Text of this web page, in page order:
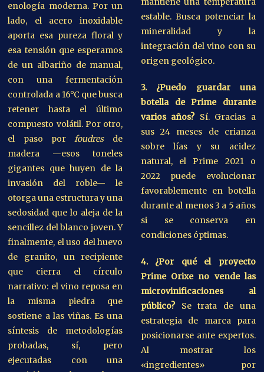
enología moderna. Por un
lado, el acero inoxidable
aporta esa pureza floral y
esa tensión que esperamos
de un albariño de manual,
con una fermentación
controlada a 16°C que busca
retener hasta el último
compuesto volátil. Por otro,
el paso porfoudresde
madera —esos toneles
gigantes que huyen de la
invasión del roble— le
otorga una estructura y una
sedosidad que lo aleja de la
sencillez del blanco joven. Y
finalmente, el uso del huevo
de granito, un recipiente
que cierra el círculo
narrativo: el vino reposa en
la misma piedra que
sostiene a las viñas. Es una
síntesis de metodologías
probadas, sí, pero
ejecutadas con una
estable. Busca potenciar la
mineralidad y la
integración del vino con su
origen geológico.
3. ¿Puedo guardar una
botella de Prime durante
varios años?Sí. Gracias a
sus 24 meses de crianza
sobre lías y su acidez
natural, el Prime 2021 o
2022 puede evolucionar
favorablemente en botella
durante al menos 3 a 5 años
si se conserva en
condiciones óptimas.
4. ¿Por qué el proyecto
Prime Orixe no vende las
microvinificaciones al
público?Se trata de una
estrategia de marca para
posicionarse ante expertos.
Al mostrar los
«ingredientes» por